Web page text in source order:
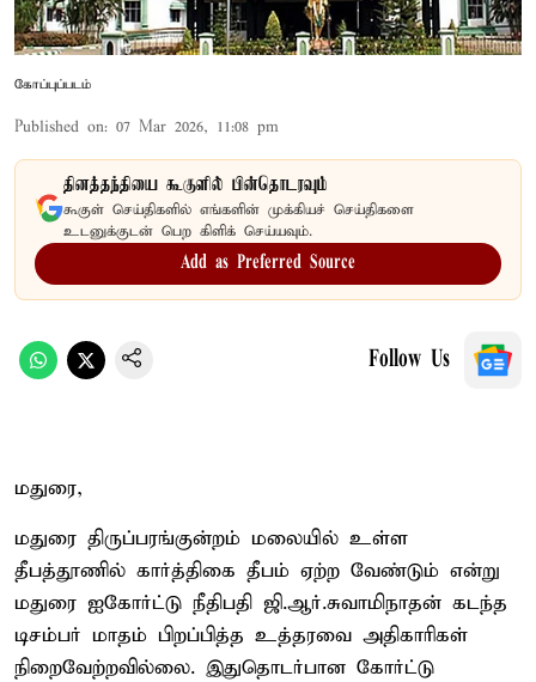
கோப்புப்படம்
Published on: 07 Mar 2026, 11:08 pm
தினத்தந்தியை கூகுளில் பின்தொடரவும்
கூகுள் செய்திகளில் எங்களின் முக்கியச் செய்திகளை
உடனுக்குடன் பெற கிளிக் செய்யவும்.
Add as Preferred Source
Follow Us
மதுரை,
மதுரை திருப்பரங்குன்றம் மலையில் உள்ள
தீபத்தூணில் கார்த்திகை தீபம் ஏற்ற வேண்டும் என்று
மதுரை ஐகோர்ட்டு நீதிபதி ஜி.ஆர்.சுவாமிநாதன் கடந்த
டிசம்பர் மாதம் பிறப்பித்த உத்தரவை அதிகாரிகள்
நிறைவேற்றவில்லை. இதுதொடர்பான கோர்ட்டு